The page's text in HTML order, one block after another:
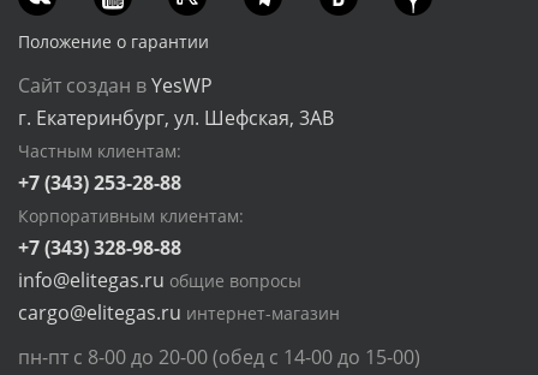
Положение о гарантии
Сайт создан вYesWP
г. Екатеринбург, ул. Шефская, 3АВ
Частным клиентам:
+7 (343) 253-28-88
Корпоративным клиентам:
+7 (343) 328-98-88
info@elitegas.ru общие вопросы
cargo@elitegas.ru интернет-магазин
пн-пт с 8-00 до 20-00 (обед с 14-00 до 15-00)